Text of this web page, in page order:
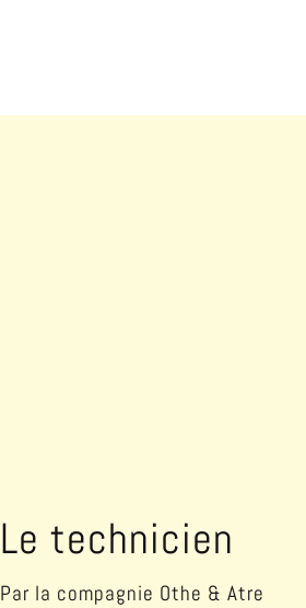
Le technicien
Par la compagnie Othe & Atre